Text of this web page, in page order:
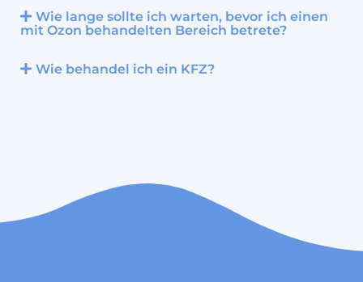
Wie lange sollte ich warten, bevor ich einen
mit Ozon behandelten Bereich betrete?
Wie behandel ich ein KFZ?